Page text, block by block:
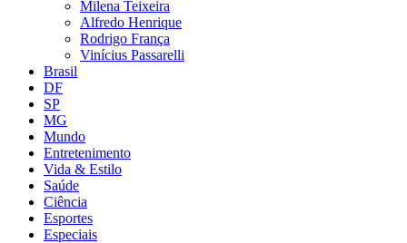
Milena Teixeira
Alfredo Henrique
Rodrigo França
Vinícius Passarelli
Brasil
DF
SP
MG
Mundo
Entretenimento
Vida & Estilo
Saúde
Ciência
Esportes
Especiais